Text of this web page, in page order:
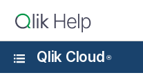
Qlik Cloud ®